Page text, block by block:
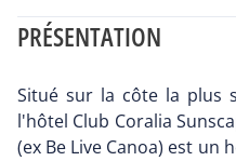
PRÉSENTATION
Situé sur la côte la plus
l'hôtel Club Coralia
(ex Be Live Canoa) est un